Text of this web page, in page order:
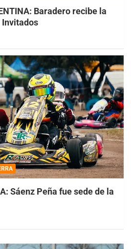
Baradero recibe la
Invitados
Sáenz Peña fue sede de la